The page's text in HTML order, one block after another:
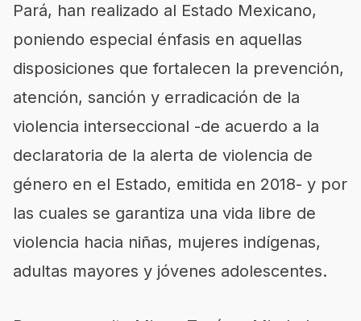
Pará, han realizado al Estado Mexicano,
poniendo especial énfasis en aquellas
disposiciones que fortalecen la prevención,
atención, sanción y erradicación de la
violencia interseccional -de acuerdo a la
declaratoria de la alerta de violencia de
género en el Estado, emitida en 2018- y por
las cuales se garantiza una vida libre de
violencia hacia niñas, mujeres indígenas,
adultas mayores y jóvenes adolescentes.